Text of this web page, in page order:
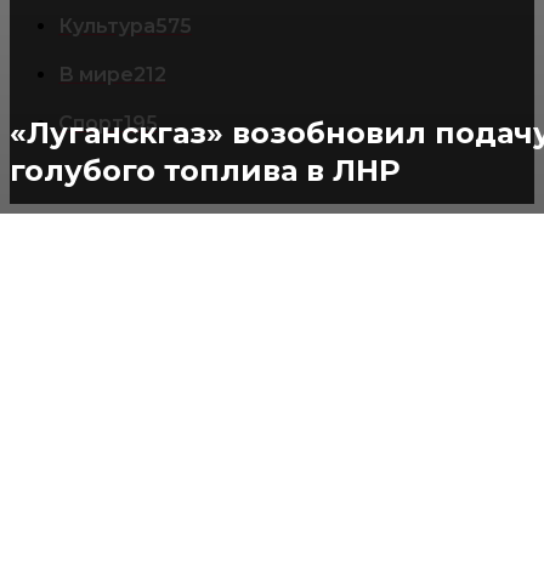
«Луганскгаз» возобновил
голубого топлива в ЛНР
Культура575
В мире212
Спорт195